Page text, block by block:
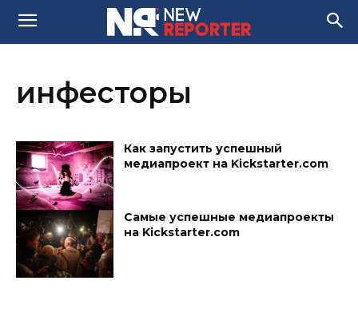
инфесторы
Как запустить успешный
медиапроект на Kickstarter.com
Самые успешные медиапроекты
на Kickstarter.com